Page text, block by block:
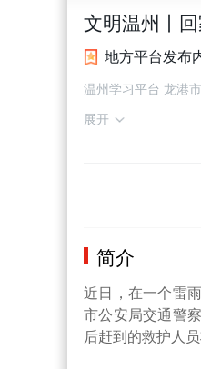
文明温州丨
地方平台发布
温州学习平台 龙港
展开
简介
近日，在一个雷
市公安局交通警
后赶到的救护人